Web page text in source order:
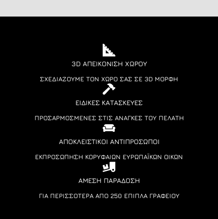
3D ΑΠΕΙΚΌΝΙΣΗ ΧΏΡΟΥ
ΣΧΕΔΙΆΖΟΥΜΕ ΤΟΝ ΧΏΡΟ ΣΑΣ ΣΕ 3D ΜΟΡΦΉ
ΕΙΔΙΚΈΣ ΚΑΤΑΣΚΕΥΈΣ
ΠΡΟΣΑΡΜΟΣΜΈΝΕΣ ΣΤΙΣ ΑΝΆΓΚΕΣ ΤΟΥ ΠΕΛΆΤΗ
ΑΠΟΚΛΕΙΣΤΙΚΟΊ ΑΝΤΙΠΡΌΣΩΠΟΙ
ΕΚΠΡΟΣΏΠΗΣΗ ΚΟΡΥΦΑΊΩΝ ΕΥΡΩΠΑΪΚΏΝ ΟΊΚΩΝ
ΆΜΕΣΗ ΠΑΡΆΔΟΣΗ
ΓΙΑ ΠΕΡΙΣΣΌΤΕΡΑ ΑΠΌ 250 ΈΠΙΠΛΑ ΓΡΑΦΕΊΟΥ